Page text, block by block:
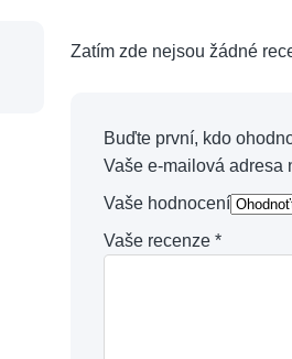
Zatím zde nejsou žádné
Buďte první, kdo
Vaše e-mailová adresa
Vaše hodnocení
Vaše recenze *